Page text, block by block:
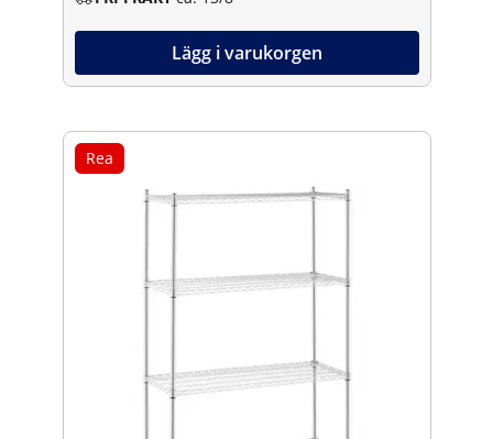
Lägg i varukorgen
Rea